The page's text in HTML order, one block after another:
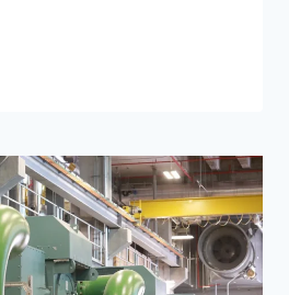
DE RESIDUOS PELIGROSOS EN LA